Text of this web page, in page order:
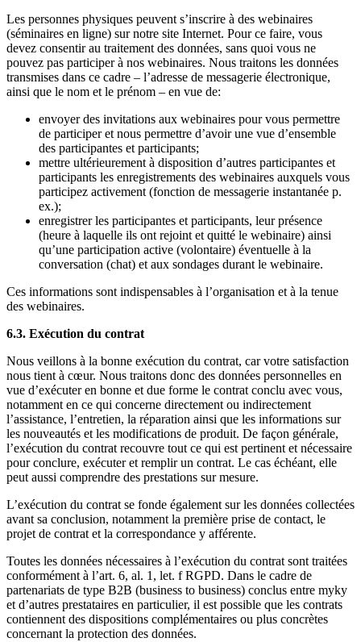
Les personnes physiques peuvent s’inscrire à des webinaires
(séminaires en ligne) sur notre site Internet. Pour ce faire, vous
devez consentir au traitement des données, sans quoi vous ne
pouvez pas participer à nos webinaires. Nous traitons les données
transmises dans ce cadre – l’adresse de messagerie électronique,
ainsi que le nom et le prénom – en vue de:
envoyer des invitations aux webinaires pour vous permettre
de participer et nous permettre d’avoir une vue d’ensemble
des participantes et participants;
mettre ultérieurement à disposition d’autres participantes et
participants les enregistrements des webinaires auxquels vous
participez activement (fonction de messagerie instantanée p.
ex.);
enregistrer les participantes et participants, leur présence
(heure à laquelle ils ont rejoint et quitté le webinaire) ainsi
qu’une participation active (volontaire) éventuelle à la
conversation (chat) et aux sondages durant le webinaire.
Ces informations sont indispensables à l’organisation et à la tenue
des webinaires.
6.3. Exécution du contrat
Nous veillons à la bonne exécution du contrat, car votre satisfaction
nous tient à cœur. Nous traitons donc des données personnelles en
vue d’exécuter en bonne et due forme le contrat conclu avec vous,
notamment en ce qui concerne directement ou indirectement
l’assistance, l’entretien, la réparation ainsi que les informations sur
les nouveautés et les modifications de produit. De façon générale,
l’exécution du contrat recouvre tout ce qui est pertinent et nécessaire
pour conclure, exécuter et remplir un contrat. Le cas échéant, elle
peut aussi comprendre des prestations sur mesure.
L’exécution du contrat se fonde également sur les données collectées
avant sa conclusion, notamment la première prise de contact, le
projet de contrat et la correspondance y afférente.
Toutes les données nécessaires à l’exécution du contrat sont traitées
conformément à l’art. 6, al. 1, let. f RGPD. Dans le cadre de
partenariats de type B2B (business to business) conclus entre myky
et d’autres prestataires en particulier, il est possible que les contrats
contiennent des dispositions complémentaires ou plus concrètes
concernant la protection des données.